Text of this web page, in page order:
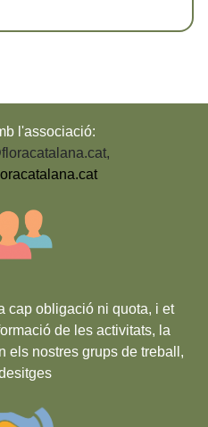
l'associació:
,
cap obligació ni quota, i et
de les activitats, la
els nostres grups de treball,